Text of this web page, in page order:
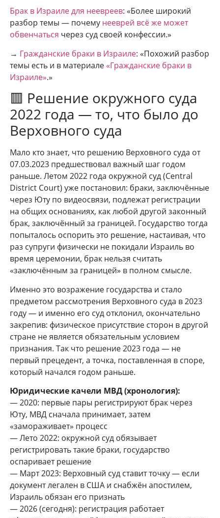
Брак в Израиле для неевреев: «Более широкий
разбор темы — почему нееврей всё же может
обвенчаться через суд своей конфессии.»
→ Гражданские браки в Израиле: «Похожий разбор
темы есть и в материале «Гражданские браки в
Израиле».»
🟥 Решение окружного суда
2022 года — то, что было до
Верховного суда
Мало кто знает, что решению Верховного суда от
07.03.2023 предшествовал важный шаг годом
раньше. Летом 2022 года окружной суд (Central
District Court) уже постановил: браки, заключённые
через Юту по видеосвязи, подлежат регистрации
на общих основаниях, как любой другой законный
брак, заключённый за границей. Государство тогда
попыталось оспорить это решение, настаивая, что
раз супруги физически не покидали Израиль во
время церемонии, брак нельзя считать
«заключённым за границей» в полном смысле.
Именно это возражение государства и стало
предметом рассмотрения Верховного суда в 2023
году — и именно его суд отклонил, окончательно
закрепив: физическое присутствие сторон в другой
стране не является обязательным условием
признания. Так что решение 2023 года — не
первый прецедент, а точка, поставленная в споре,
который начался годом раньше.
Юридические качели МВД (хронология):
— 2020: первые пары регистрируют брак через
Юту, МВД сначала принимает, затем
«замораживает» процесс
— Лето 2022: окружной суд обязывает
регистрировать такие браки, государство
оспаривает решение
— Март 2023: Верховный суд ставит точку — если
документ легален в США и снабжён апостилем,
Израиль обязан его признать
— 2026 (сегодня): регистрация работает